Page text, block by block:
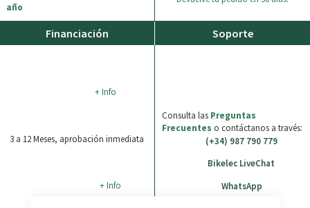
año
Financiación
+ Info
3 a 12 Meses, aprobación inmediata
+ Info
Soporte
Consulta las Preguntas
Frecuentes o contáctanos a través:
(+34) 987 790 779
Bikelec LiveChat
WhatsApp